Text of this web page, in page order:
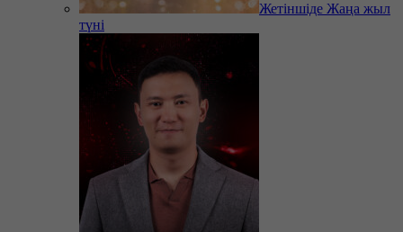
Жетіншіде Жаңа жыл
түні